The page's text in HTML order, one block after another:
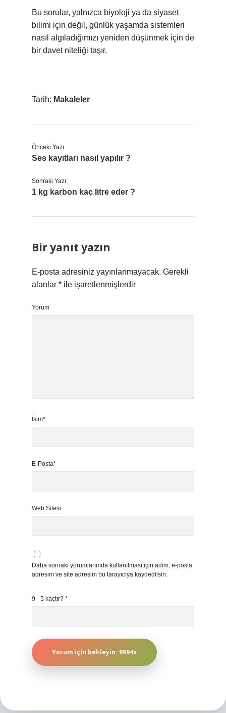
Bu sorular, yalnızca biyoloji ya da siyaset
bilimi için değil, günlük yaşamda sistemleri
nasıl algıladığımızı yeniden düşünmek için de
bir davet niteliği taşır.
Tarih: Makaleler
Önceki Yazı
Ses kayıtları nasıl yapılır ?
Sonraki Yazı
1 kg karbon kaç litre eder ?
Bir yanıt yazın
E-posta adresiniz yayınlanmayacak. Gerekli
alanlar * ile işaretlenmişlerdir
Yorum
İsim*
E-Posta*
Web Sitesi
Daha sonraki yorumlarımda kullanılması için adım, e-posta
adresim ve site adresim bu tarayıcıya kaydedilsin.
9 - 5 kaçtır? *